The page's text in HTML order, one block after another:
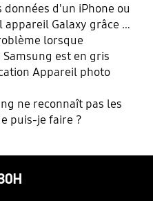
d'un iPhone ou
Galaxy grâce à
lorsque
est en gris
Appareil photo
ne reconnaît pas les
puis-je faire ?